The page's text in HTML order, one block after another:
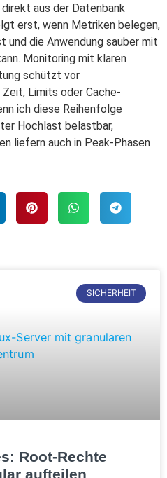
aus der Datenbank
erst, wenn Metriken belegen,
und die Anwendung sauber mit
Monitoring mit klaren
schützt vor
Limits oder Cache-
ich diese Reihenfolge
Hochlast belastbar,
liefern auch in Peak-Phasen
SICHERHEIT
Root-Rechte
aufteilen